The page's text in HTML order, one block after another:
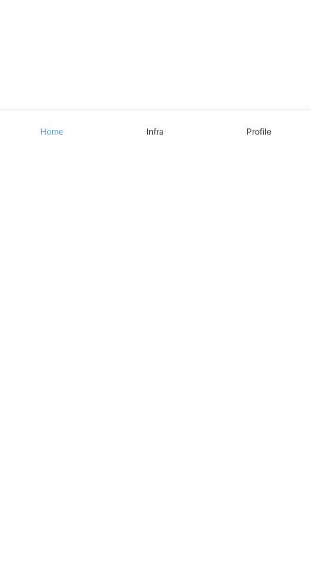
Home Infra Profile